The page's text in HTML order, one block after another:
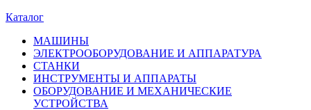
Каталог
МАШИНЫ
ЭЛЕКТРООБОРУДОВАНИЕ И АППАРАТУРА
СТАНКИ
ИНСТРУМЕНТЫ И АППАРАТЫ
ОБОРУДОВАНИЕ И МЕХАНИЧЕСКИЕ
УСТРОЙСТВА